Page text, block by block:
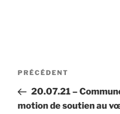
Navigation
l’article
Article
précédent
PRÉCÉDENT
20.07.21 –
motion de soutien au